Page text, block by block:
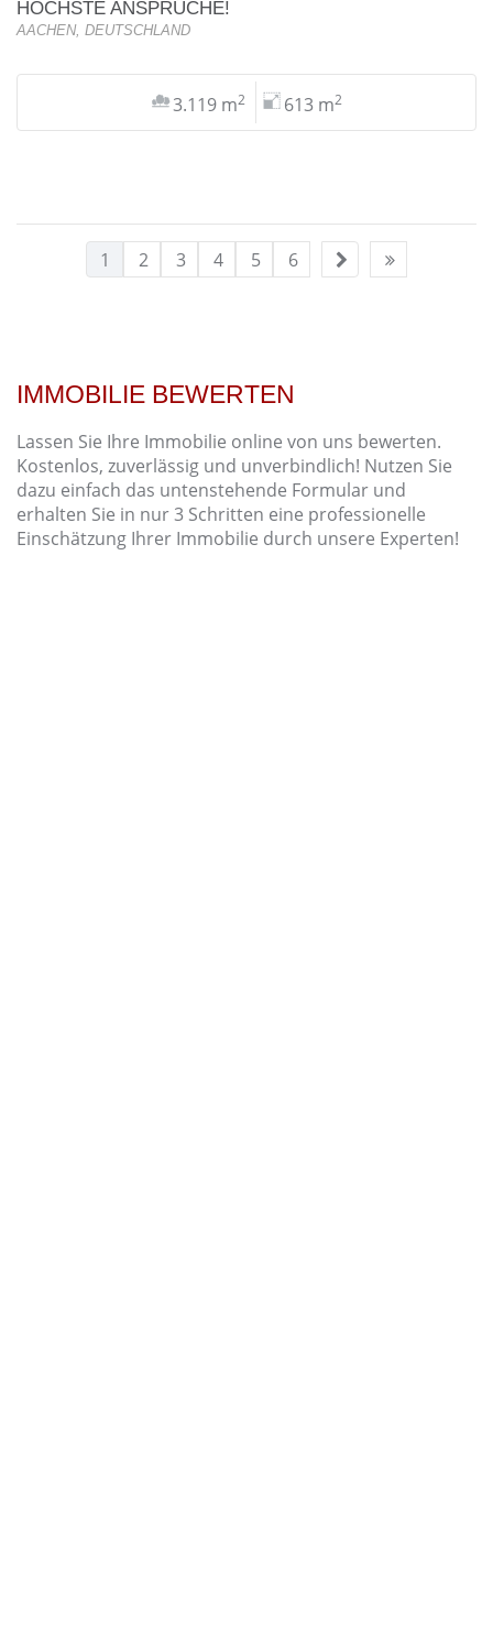
HÖCHSTE ANSPRÜCHE!
AACHEN, DEUTSCHLAND
3.119 m2 613 m2
1 2 3 4 5 6
IMMOBILIE BEWERTEN
Lassen Sie Ihre Immobilie online von uns bewerten.
Kostenlos, zuverlässig und unverbindlich! Nutzen Sie
dazu einfach das untenstehende Formular und
erhalten Sie in nur 3 Schritten eine professionelle
Einschätzung Ihrer Immobilie durch unsere Experten!